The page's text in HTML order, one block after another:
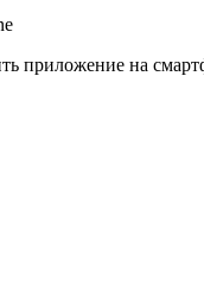
приложение на